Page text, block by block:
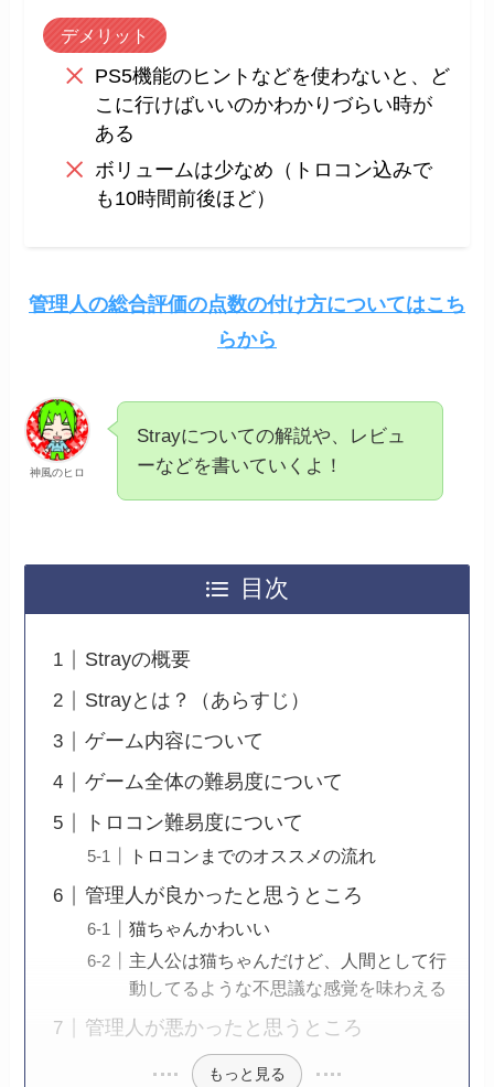
デメリット
PS5機能のヒントなどを使わないと、ど
こに行けばいいのかわかりづらい時が
ある
ボリュームは少なめ（トロコン込みで
も10時間前後ほど）
管理人の総合評価の点数の付け方についてはこち
らから
神風のヒロ
Strayについての解説や、レビュ
ーなどを書いていくよ！
目次
Strayの概要
Strayとは？（あらすじ）
ゲーム内容について
ゲーム全体の難易度について
トロコン難易度について
トロコンまでのオススメの流れ
管理人が良かったと思うところ
猫ちゃんかわいい
主人公は猫ちゃんだけど、人間として行
動してるような不思議な感覚を味わえる
管理人が悪かったと思うところ
もっと見る